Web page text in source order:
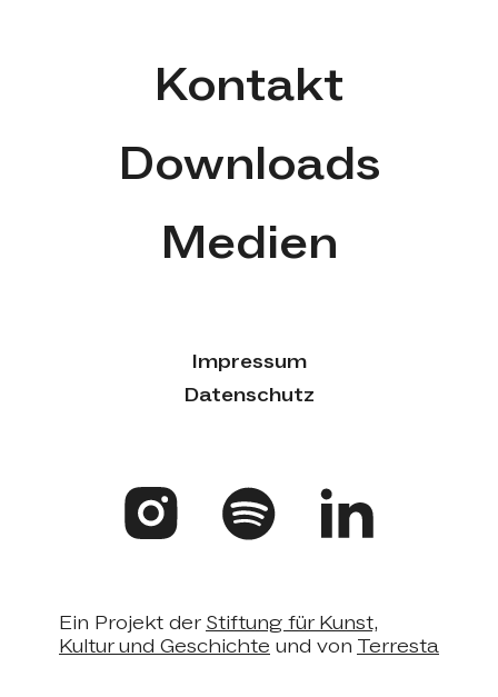
Kontakt
Downloads
Medien
Impressum
Datenschutz
Ein Projekt der Stiftung für Kunst,
Kultur und Geschichte und von Terresta